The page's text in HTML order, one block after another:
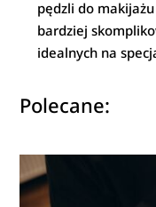
pędzli do
bardziej
idealnych na
Polecane: